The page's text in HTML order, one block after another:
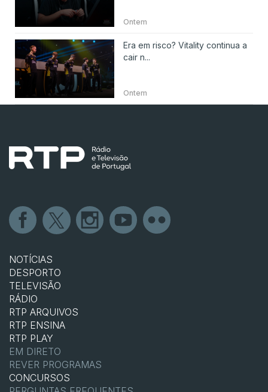
Ontem
Era em risco? Vitality continua a
cair n...
Ontem
NOTÍCIAS
DESPORTO
TELEVISÃO
RÁDIO
RTP ARQUIVOS
RTP ENSINA
RTP PLAY
EM DIRETO
REVER PROGRAMAS
CONCURSOS